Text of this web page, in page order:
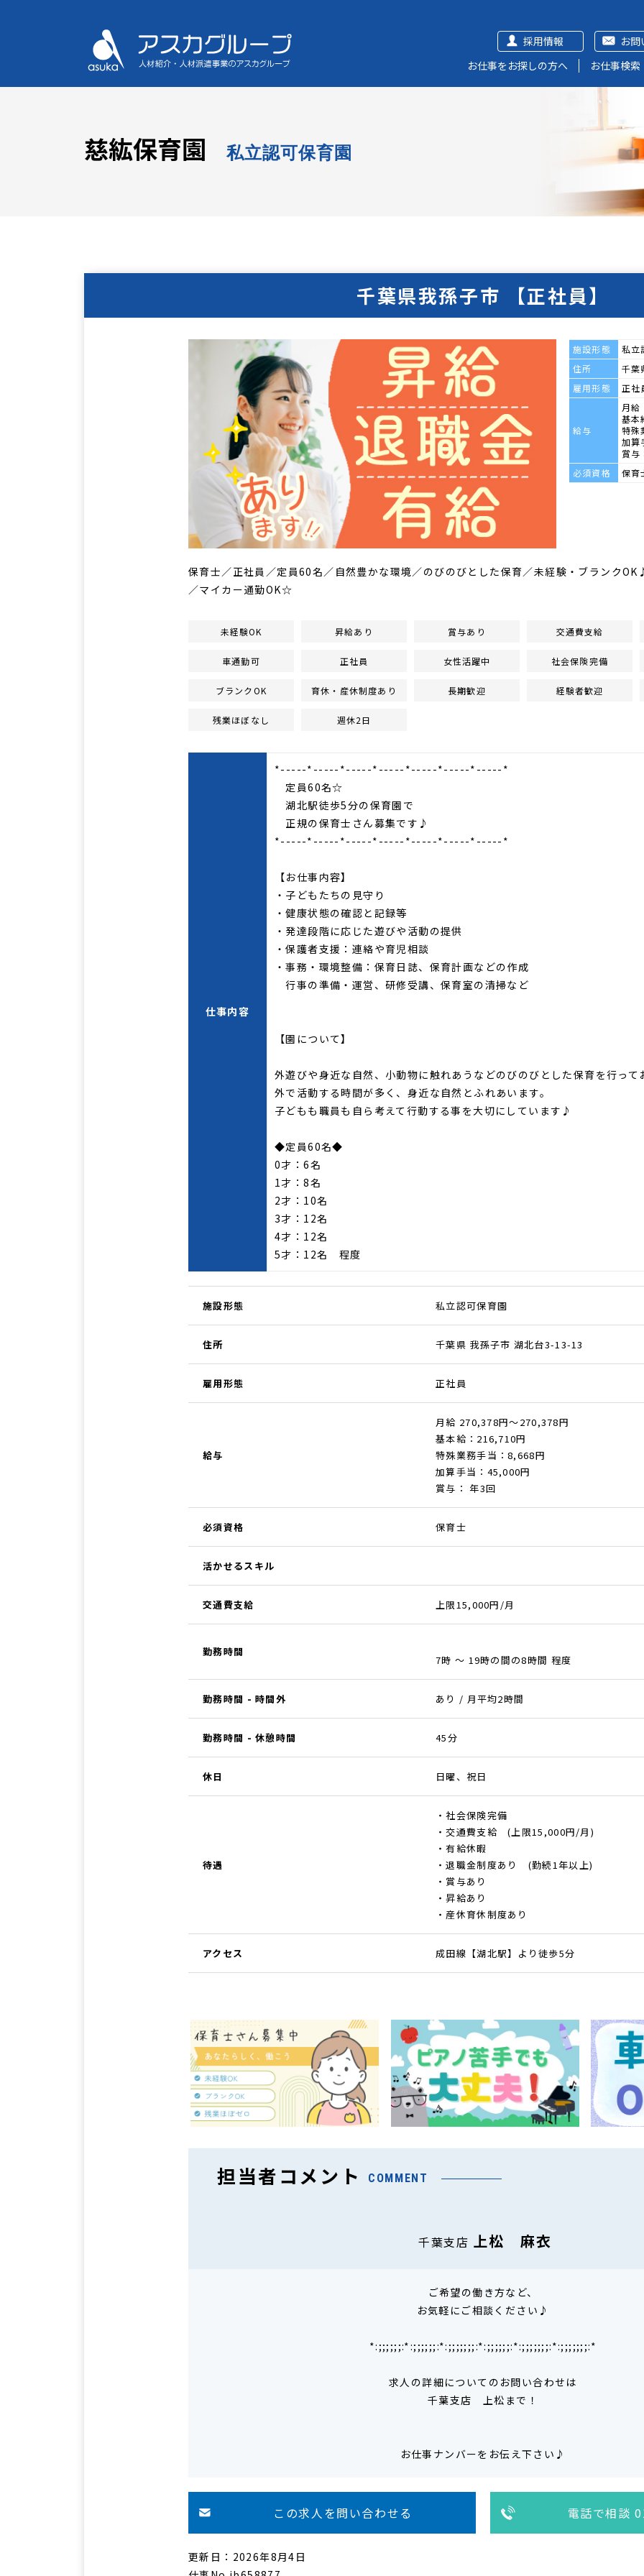
お問
採用情報
お仕事をお探しの方へ
お仕事検索
慈紘保育園 私立認可保育園
千葉県我孫子市 【正社員】
施設形態
私立
住所
千葉
雇用形態
正社
給与
月
基本
特殊
加算
賞与
必須資格
保育
保育士／正社員／定員60名／自然豊かな環境／のびのびとした保育／未経験・ブランク
／マイカー通勤OK☆
未経験OK 昇給あり 賞与あり 交通費支給
車通勤可 正社員 女性活躍中 社会保険完備
ブランクOK 育休・産休制度あり 長期歓迎 経験者歓迎
残業ほぼなし 週休2日
仕事内容
*-----*-----*-----*-----*-----*-----*-----*
定員60名☆
湖北駅徒歩5分の保育園で
正規の保育士さん募集です♪
*-----*-----*-----*-----*-----*-----*-----*
【お仕事内容】
・子どもたちの見守り
・健康状態の確認と記録等
・発達段階に応じた遊びや活動の提供
・保護者支援：連絡や育児相談
・事務・環境整備：保育日誌、保育計画などの作成
行事の準備・運営、研修受講、保育室の清掃など
【園について】
外遊びや身近な自然、小動物に触れあうなどのびのびとした保育を行って
外で活動する時間が多く、身近な自然とふれあいます。
子どもも職員も自ら考えて行動する事を大切にしています♪
◆定員60名◆
0才：6名
1才：8名
2才：10名
3才：12名
4才：12名
5才：12名 程度
施設形態 私立認可保育園
住所 千葉県 我孫子市 湖北台3-13-13
雇用形態 正社員
給与
月給 270,378円～270,378円
基本給：216,710円
特殊業務手当：8,668円
加算手当：45,000円
賞与： 年3回
必須資格 保育士
活かせるスキル
交通費支給 上限15,000円/月
勤務時間
7時 ～ 19時の間の8時間 程度
勤務時間 - 時間外 あり / 月平均2時間
勤務時間 - 休憩時間 45分
休日 日曜、祝日
待遇
・社会保険完備
・交通費支給 (上限15,000円/月)
・有給休暇
・退職金制度あり (勤続1年以上)
・賞与あり
・昇給あり
・産休育休制度あり
アクセス 成田線【湖北駅】より徒歩5分
担当者コメント COMMENT
千葉支店 上松 麻衣
ご希望の働き方など、
お気軽にご相談ください♪
*:;;;;;;:*:;;;;;;:*:;;;;;;;:*:;;;;;;:*:;;;;;;;:*:;;;;;;;:*
求人の詳細についてのお問い合わせは
千葉支店 上松まで！
お仕事ナンバーをお伝え下さい♪
この求人を問い合わせる 電話で相談
更新日：2026年8月4日